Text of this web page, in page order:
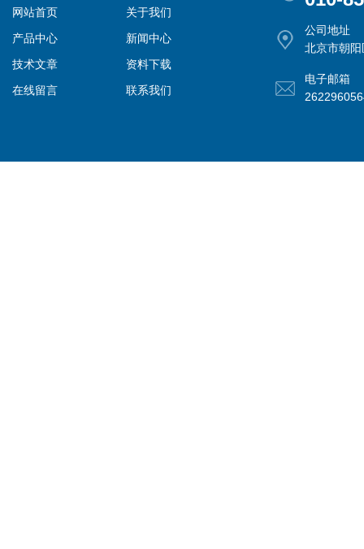
网站首页
关于我们
产品中心
新闻中心
技术文章
资料下载
在线留言
联系我们
公司地址
北京市朝
电子邮箱